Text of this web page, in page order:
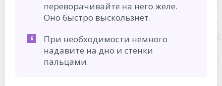
переворачивайте на него желе.
Оно быстро выскользнет.
При необходимости немного
надавите на дно и стенки
пальцами.